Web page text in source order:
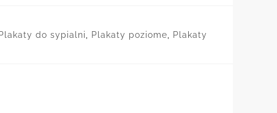
Plakaty do sypialni, Plakaty poziome, Plakaty